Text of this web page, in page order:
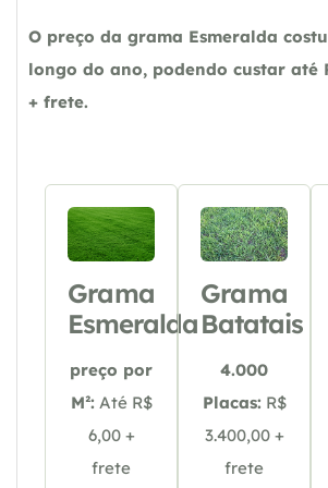
O preço da grama Esmeralda
longo do ano, podendo custar até
+ frete.
Grama
Esmeralda
preço por
M²: Até R$
6,00 +
frete
Grama
Batatais
4.000
Placas: R$
3.400,00 +
frete